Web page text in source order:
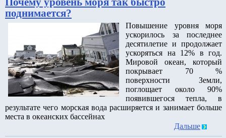
поднимается?
Повышение уровня моря
ускорилось за последнее
десятилетие и продолжает
ускоряться на 12% в год.
Мировой океан, который
покрывает 70 %
поверхности Земли,
поглощает около 90%
появившегося тепла, в
результате чего морская вода расширяется и занимает больше
места в океанских бассейнах
Дальше